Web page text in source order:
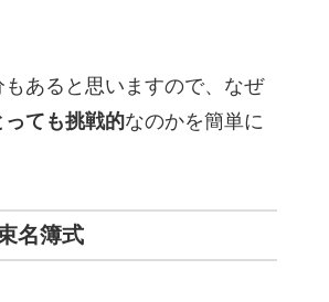
あると思いますので、なぜ
ても挑戦的なのかを簡単に
名簿式